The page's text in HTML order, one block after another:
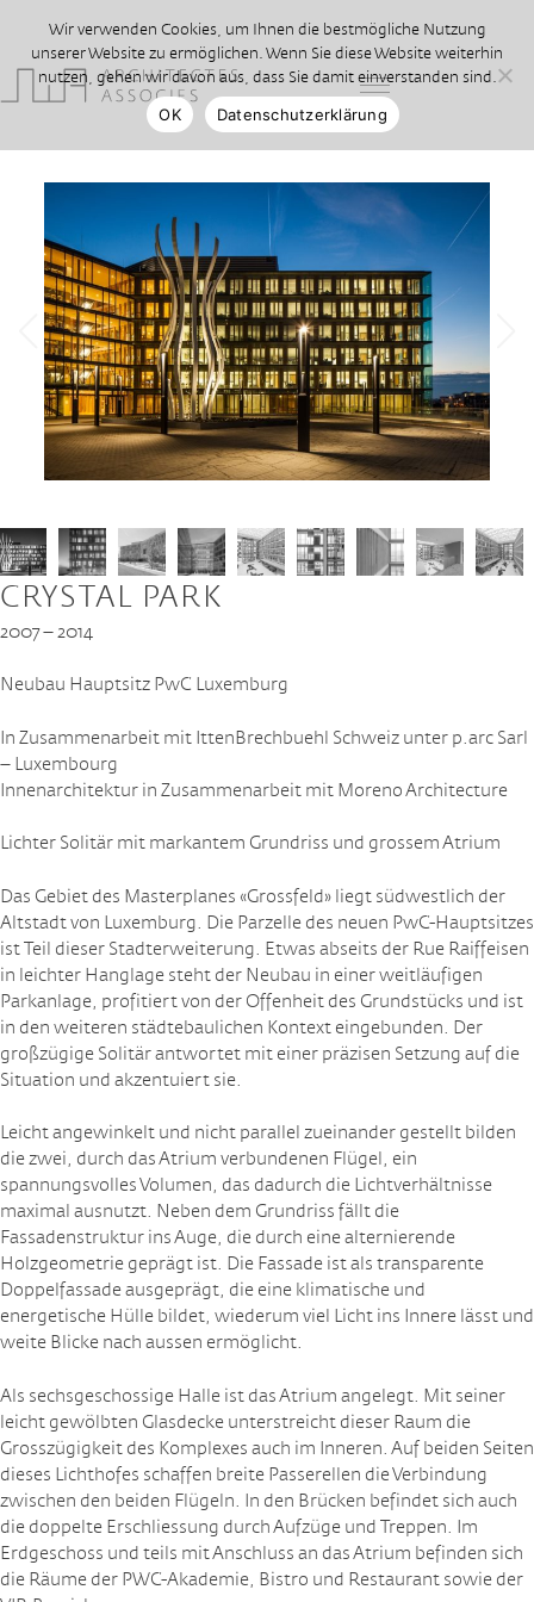
CRYSTAL PARK
2007 – 2014
Neubau Hauptsitz PwC Luxemburg
In Zusammenarbeit mit IttenBrechbuehl Schweiz unter p.arc Sarl
– Luxembourg
Innenarchitektur in Zusammenarbeit mit Moreno Architecture
Lichter Solitär mit markantem Grundriss und grossem Atrium
Das Gebiet des Masterplanes «Grossfeld» liegt südwestlich der
Altstadt von Luxemburg. Die Parzelle des neuen PwC-Hauptsitzes
ist Teil dieser Stadterweiterung. Etwas abseits der Rue Raiffeisen
in leichter Hanglage steht der Neubau in einer weitläufigen
Parkanlage, profitiert von der Offenheit des Grundstücks und ist
in den weiteren städtebaulichen Kontext eingebunden. Der
großzügige Solitär antwortet mit einer präzisen Setzung auf die
Situation und akzentuiert sie.
Leicht angewinkelt und nicht parallel zueinander gestellt bilden
die zwei, durch das Atrium verbundenen Flügel, ein
spannungsvolles Volumen, das dadurch die Lichtverhältnisse
maximal ausnutzt. Neben dem Grundriss fällt die
Fassadenstruktur ins Auge, die durch eine alternierende
Holzgeometrie geprägt ist. Die Fassade ist als transparente
Doppelfassade ausgeprägt, die eine klimatische und
energetische Hülle bildet, wiederum viel Licht ins Innere lässt und
weite Blicke nach aussen ermöglicht.
Als sechsgeschossige Halle ist das Atrium angelegt. Mit seiner
leicht gewölbten Glasdecke unterstreicht dieser Raum die
Grosszügigkeit des Komplexes auch im Inneren. Auf beiden Seiten
dieses Lichthofes schaffen breite Passerellen die Verbindung
zwischen den beiden Flügeln. In den Brücken befindet sich auch
die doppelte Erschliessung durch Aufzüge und Treppen. Im
Erdgeschoss und teils mit Anschluss an das Atrium befinden sich
die Räume der PWC-Akademie, Bistro und Restaurant sowie der
Wir verwenden Cookies, um Ihnen die bestmögliche Nutzung
unserer Website zu ermöglichen. Wenn Sie diese Website weiterhin
nutzen, gehen wir davon aus, dass Sie damit einverstanden sind.
OK
Datenschutzerklärung